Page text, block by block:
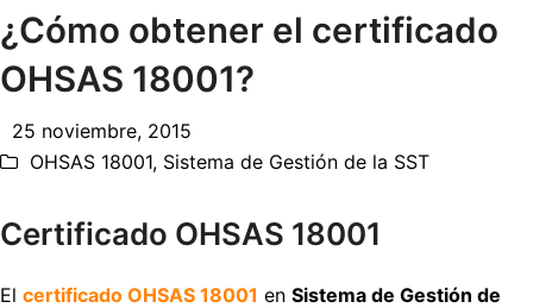
¿Cómo obtener el certificado
OHSAS 18001?
25 noviembre, 2015
OHSAS 18001, Sistema de Gestión de la SST
Certificado OHSAS 18001
El certificado OHSAS 18001 en Sistema de Gestión de